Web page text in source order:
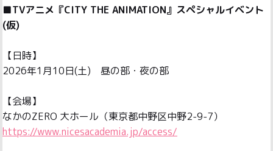
■TVアニメ『CITY THE ANIMATION』スペシャルイベント
(仮)
【日時】
2026年1月10日(土) 昼の部・夜の部
【会場】
https://www.nicesacademia.jp/access/